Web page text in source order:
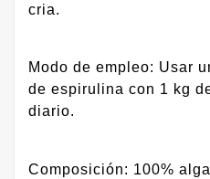
cria.
Modo de empleo: Usar
de espirulina con 1 kg
diario.
Composición: 100%